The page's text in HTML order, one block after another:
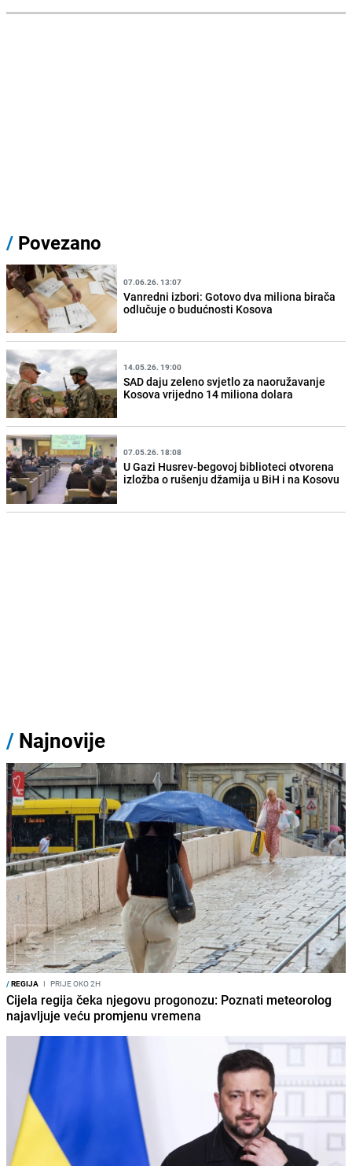
/ Povezano
07.06.26. 13:07
Vanredni izbori: Gotovo dva miliona birača
odlučuje o budućnosti Kosova
14.05.26. 19:00
SAD daju zeleno svjetlo za naoružavanje
Kosova vrijedno 14 miliona dolara
07.05.26. 18:08
U Gazi Husrev-begovoj biblioteci otvorena
izložba o rušenju džamija u BiH i na Kosovu
/ Najnovije
/REGIJA I PRIJE OKO 2H
Cijela regija čeka njegovu progonozu: Poznati meteorolog
najavljuje veću promjenu vremena